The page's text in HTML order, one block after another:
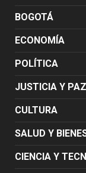
BOGOTÁ
ECONOMÍA
POLÍTICA
JUSTICIA Y PAZ
CULTURA
SALUD Y
CIENCIA Y